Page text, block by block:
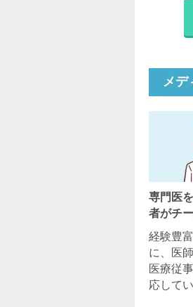
メデ
専門医
者がチ
経験豊
に、医
医療従
応して